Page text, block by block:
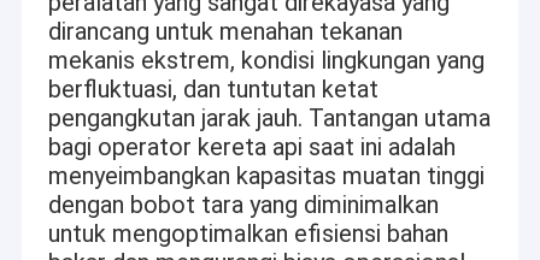
dirancang untuk menahan tekanan
mekanis ekstrem, kondisi lingkungan yang
berfluktuasi, dan tuntutan ketat
pengangkutan jarak jauh. Tantangan utama
bagi operator kereta api saat ini adalah
menyeimbangkan kapasitas muatan tinggi
dengan bobot tara yang diminimalkan
untuk mengoptimalkan efisiensi bahan